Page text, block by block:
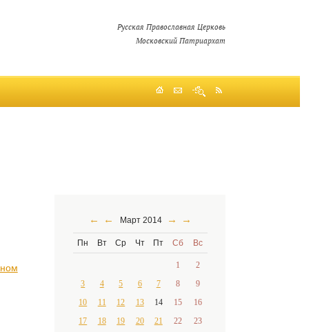
Русская Православная Церковь
Московский Патриархат
← ← Март 2014 → →
Пн Вт Ср Чт Пт Сб Вс
1
2
3
4 5 6 7 8
9
10
11 12 13 14 15
16
17
18 19 20 21 22
23